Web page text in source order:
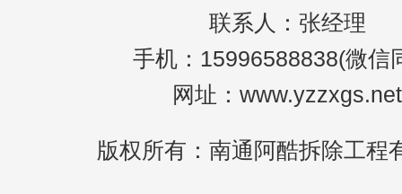
联系人：张经理
手机：15996588838(微信
网址：www.yzzxgs.net
版权所有：南通阿酷拆除工程